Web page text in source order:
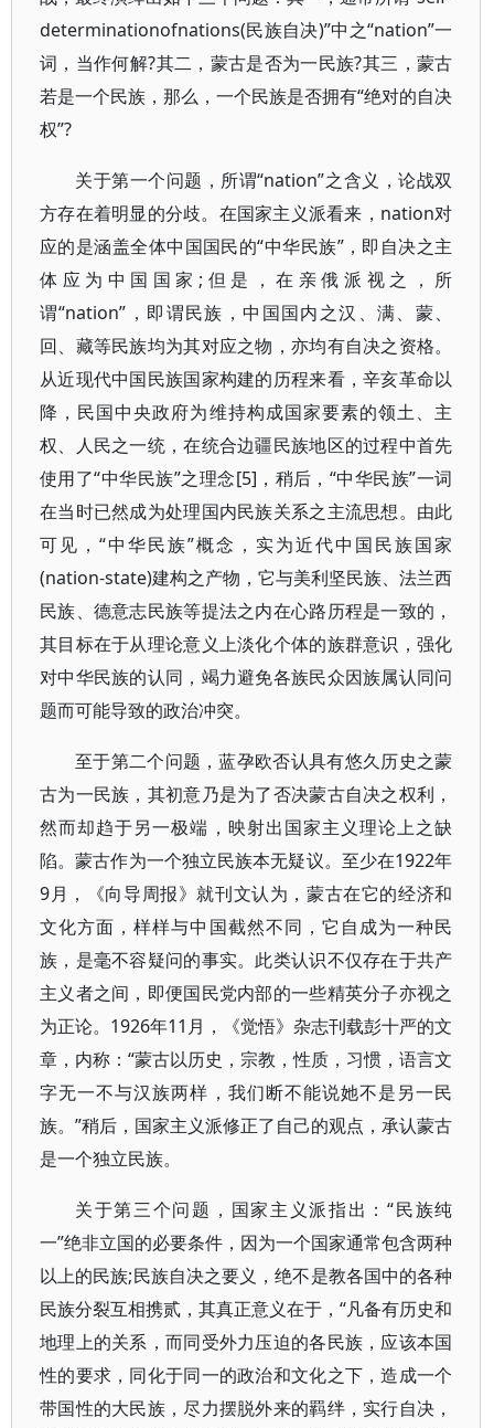
determinationofnations(民族自决)”中之“nation”一
词，当作何解?其二，蒙古是否为一民族?其三，蒙古
若是一个民族，那么，一个民族是否拥有“绝对的自决
权”?
关于第一个问题，所谓“nation”之含义，论战双
方存在着明显的分歧。在国家主义派看来，nation对
应的是涵盖全体中国国民的“中华民族”，即自决之主
体应为中国国家;但是，在亲俄派视之，所
谓“nation”，即谓民族，中国国内之汉、满、蒙、
回、藏等民族均为其对应之物，亦均有自决之资格。
从近现代中国民族国家构建的历程来看，辛亥革命以
降，民国中央政府为维持构成国家要素的领土、主
权、人民之一统，在统合边疆民族地区的过程中首先
使用了“中华民族”之理念[5]，稍后，“中华民族”一词
在当时已然成为处理国内民族关系之主流思想。由此
可见，“中华民族”概念，实为近代中国民族国家
(nation-state)建构之产物，它与美利坚民族、法兰西
民族、德意志民族等提法之内在心路历程是一致的，
其目标在于从理论意义上淡化个体的族群意识，强化
对中华民族的认同，竭力避免各族民众因族属认同问
题而可能导致的政治冲突。
至于第二个问题，蓝孕欧否认具有悠久历史之蒙
古为一民族，其初意乃是为了否决蒙古自决之权利，
然而却趋于另一极端，映射出国家主义理论上之缺
陷。蒙古作为一个独立民族本无疑议。至少在1922年
9月，《向导周报》就刊文认为，蒙古在它的经济和
文化方面，样样与中国截然不同，它自成为一种民
族，是毫不容疑问的事实。此类认识不仅存在于共产
主义者之间，即便国民党内部的一些精英分子亦视之
为正论。1926年11月，《觉悟》杂志刊载彭十严的文
章，内称：“蒙古以历史，宗教，性质，习惯，语言文
字无一不与汉族两样，我们断不能说她不是另一民
族。”稍后，国家主义派修正了自己的观点，承认蒙古
是一个独立民族。
关于第三个问题，国家主义派指出：“民族纯
一”绝非立国的必要条件，因为一个国家通常包含两种
以上的民族;民族自决之要义，绝不是教各国中的各种
民族分裂互相携贰，其真正意义在于，“凡备有历史和
地理上的关系，而同受外力压迫的各民族，应该本国
性的要求，同化于同一的政治和文化之下，造成一个
带国性的大民族，尽力摆脱外来的羁绊，实行自决，